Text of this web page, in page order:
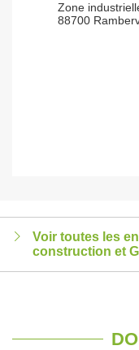
Zone
88700
Voir toutes les
construction et